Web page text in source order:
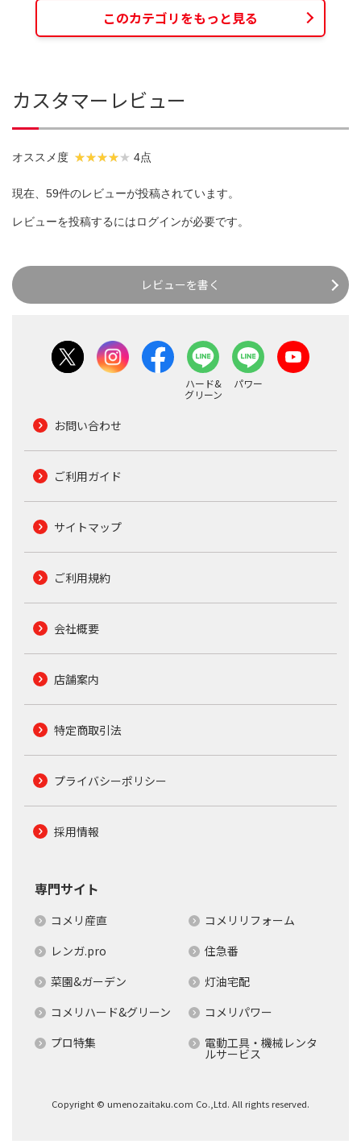
このカテゴリをもっと見る
カスタマーレビュー
オススメ度 4点
現在、59件のレビューが投稿されています。
レビューを投稿するにはログインが必要です。
レビューを書く
ハード&
グリーン
パワー
お問い合わせ
ご利用ガイド
サイトマップ
ご利用規約
会社概要
店舗案内
特定商取引法
プライバシーポリシー
採用情報
専門サイト
コメリ産直
コメリリフォーム
レンガ.pro
住急番
菜園&ガーデン
灯油宅配
コメリハード&グリーン
コメリパワー
プロ特集
電動工具・機械レンタ
ルサービス
Copyright © umenozaitaku.com Co.,Ltd. All rights reserved.